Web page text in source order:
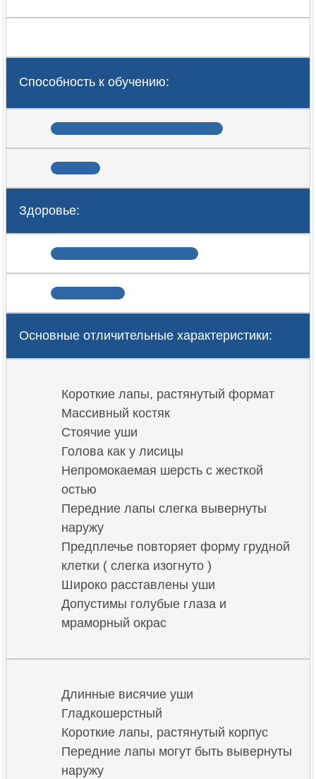
Способность к обучению:
Здоровье:
Основные отличительные характеристики:
Короткие лапы, растянутый формат
Массивный костяк
Стоячие уши
Голова как у лисицы
Непромокаемая шерсть с жесткой
остью
Передние лапы слегка вывернуты
наружу
Предплечье повторяет форму грудной
клетки ( слегка изогнуто )
Широко расставлены уши
Допустимы голубые глаза и
мраморный окрас
Длинные висячие уши
Гладкошерстный
Короткие лапы, растянутый корпус
Передние лапы могут быть вывернуты
наружу